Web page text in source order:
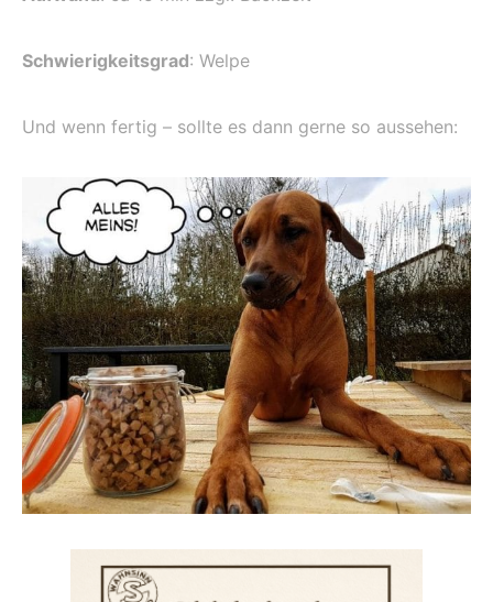
Schwierigkeitsgrad: Welpe
Und wenn fertig – sollte es dann gerne so aussehen: